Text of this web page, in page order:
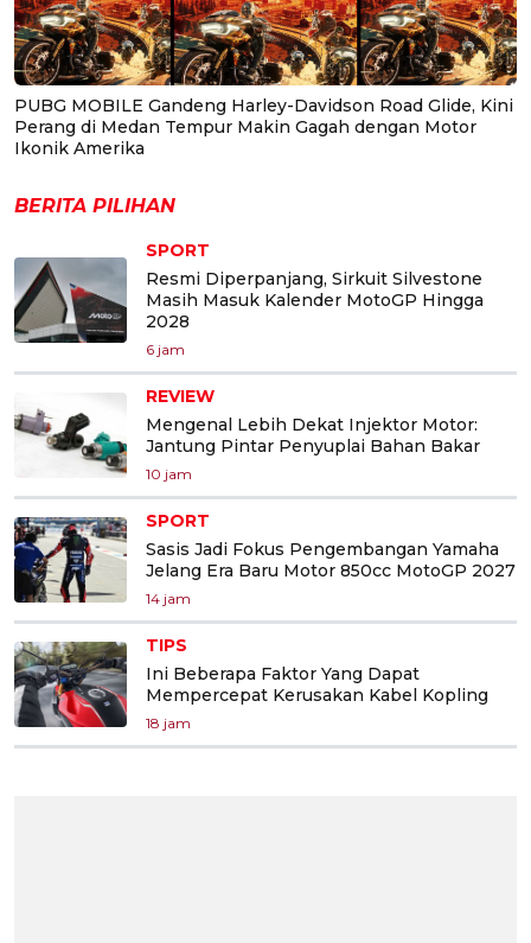
PUBG MOBILE Gandeng Harley-Davidson Road Glide, Kini
Perang di Medan Tempur Makin Gagah dengan Motor
Ikonik Amerika
BERITA PILIHAN
SPORT
Resmi Diperpanjang, Sirkuit Silvestone
Masih Masuk Kalender MotoGP Hingga
2028
6 jam
REVIEW
Mengenal Lebih Dekat Injektor Motor:
Jantung Pintar Penyuplai Bahan Bakar
10 jam
SPORT
Sasis Jadi Fokus Pengembangan Yamaha
Jelang Era Baru Motor 850cc MotoGP 2027
14 jam
TIPS
Ini Beberapa Faktor Yang Dapat
Mempercepat Kerusakan Kabel Kopling
18 jam